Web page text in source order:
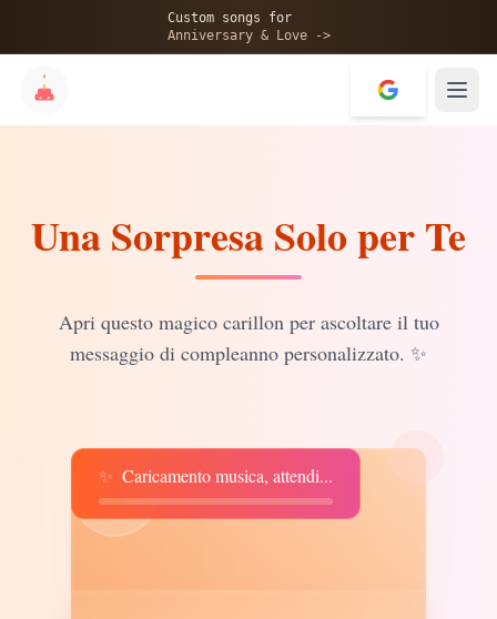
Custom songs for
Anniversary & Love ->
💝
Una Sorpresa Solo per Te
Apri questo magico carillon per ascoltare il tuo
messaggio di compleanno personalizzato. ✨
♫
✨ Caricamento musica, attendi...